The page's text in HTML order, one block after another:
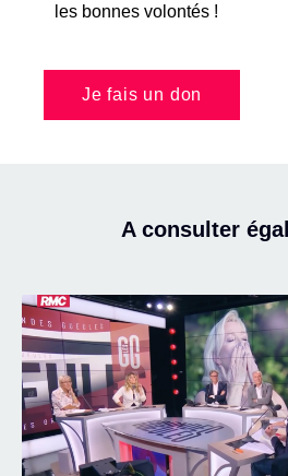
les bonnes volontés !
Je fais un don
A consulter